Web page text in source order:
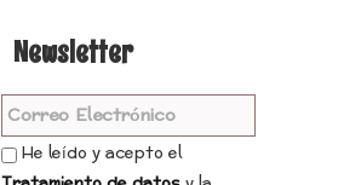
Newsletter
He leído y acepto el